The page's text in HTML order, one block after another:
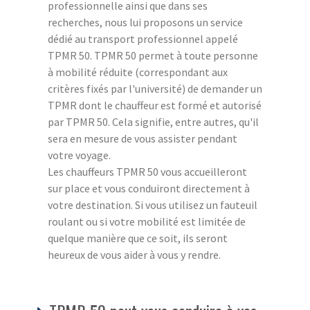
professionnelle ainsi que dans ses
recherches, nous lui proposons un service
dédié au transport professionnel appelé
TPMR 50. TPMR 50 permet à toute personne
à mobilité réduite (correspondant aux
critères fixés par l'université) de demander un
TPMR dont le chauffeur est formé et autorisé
par TPMR 50. Cela signifie, entre autres, qu'il
sera en mesure de vous assister pendant
votre voyage.
Les chauffeurs TPMR 50 vous accueilleront
sur place et vous conduiront directement à
votre destination. Si vous utilisez un fauteuil
roulant ou si votre mobilité est limitée de
quelque manière que ce soit, ils seront
heureux de vous aider à vous y rendre.